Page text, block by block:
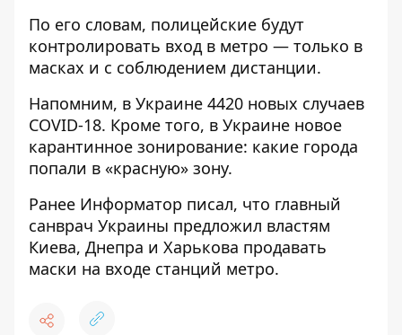
По его словам, полицейские будут
контролировать вход в метро — только в
масках и с соблюдением дистанции.
Напомним, в Украине 4420 новых случаев
COVID-18. Кроме того, в Украине новое
карантинное зонирование: какие города
попали в «красную» зону.
Ранее Информатор писал, что главный
санврач Украины предложил властям
Киева, Днепра и Харькова продавать
маски на входе станций метро.